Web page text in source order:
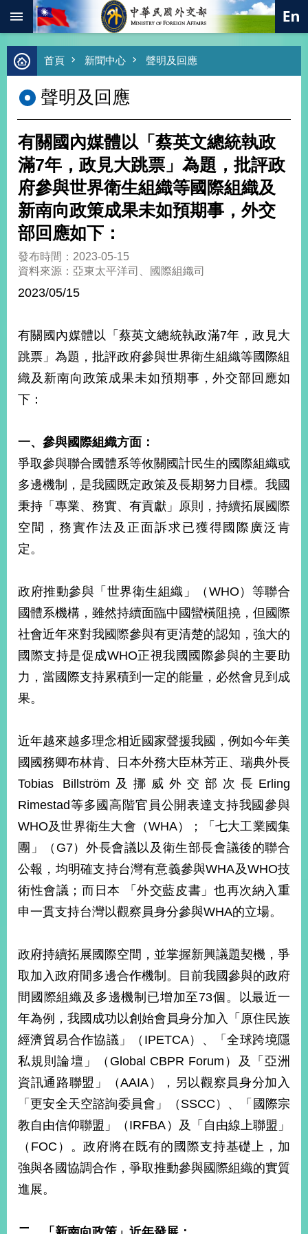
跳到主要內容區塊
進
階
尋
熱
總
合
外
交
價
值
交
濟
日
不
落
國
台
平
護
照
回
首
導
覽
於
部
新
聞
中
心
交
訊
國
與
地
區
國
際
傳
政
府
資
公
開
為
民
服
本
相
關
首頁 新聞中心 聲明及回應
聲明及回應
有關國內媒體以「蔡英文總統執政
滿7年，政見大跳票」為題，批評政
府參與世界衛生組織等國際組織及
新南向政策成果未如預期事，外交
部回應如下：
發布時間：2023-05-15
資料來源：亞東太平洋司、國際組織司
2023/05/15
有關國內媒體以「蔡英文總統執政滿7年，政見大
跳票」為題，批評政府參與世界衛生組織等國際組
織及新南向政策成果未如預期事，外交部回應如
下：
一、參與國際組織方面：
爭取參與聯合國體系等攸關國計民生的國際組織或
多邊機制，是我國既定政策及長期努力目標。我國
秉持「專業、務實、有貢獻」原則，持續拓展國際
空間，務實作法及正面訴求已獲得國際廣泛肯
定。
政府推動參與「世界衛生組織」（WHO）等聯合
國體系機構，雖然持續面臨中國蠻橫阻撓，但國際
社會近年來對我國際參與有更清楚的認知，強大的
國際支持是促成WHO正視我國國際參與的主要助
力，當國際支持累積到一定的能量，必然會見到成
果。
近年越來越多理念相近國家聲援我國，例如今年美
國國務卿布林肯、日本外務大臣林芳正、瑞典外長
Tobias Billström及挪威外交部次長Erling
Rimestad等多國高階官員公開表達支持我國參與
WHO及世界衛生大會（WHA）；「七大工業國集
團」（G7）外長會議以及衛生部長會議後的聯合
公報，均明確支持台灣有意義參與WHA及WHO技
術性會議；而日本 「外交藍皮書」也再次納入重
申一貫支持台灣以觀察員身分參與WHA的立場。
政府持續拓展國際空間，並掌握新興議題契機，爭
取加入政府間多邊合作機制。目前我國參與的政府
間國際組織及多邊機制已增加至73個。以最近一
年為例，我國成功以創始會員身分加入「原住民族
經濟貿易合作協議」（IPETCA）、「全球跨境隱
私規則論壇」（Global CBPR Forum）及「亞洲
資訊通路聯盟」（AAIA），另以觀察員身分加入
「更安全天空諮詢委員會」（SSCC）、「國際宗
教自由信仰聯盟」（IRFBA）及「自由線上聯盟」
（FOC）。政府將在既有的國際支持基礎上，加
強與各國協調合作，爭取推動參與國際組織的實質
進展。